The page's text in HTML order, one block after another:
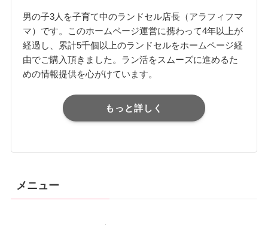
男の子3人を子育て中のランドセル店長（アラフィフマ
マ）です。このホームページ運営に携わって4年以上が
経過し、累計5千個以上のランドセルをホームページ経
由でご購入頂きました。ラン活をスムーズに進めるた
めの情報提供を心がけています。
もっと詳しく
メニュー